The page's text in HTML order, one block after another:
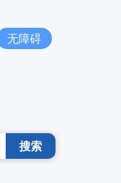
无障碍
搜索